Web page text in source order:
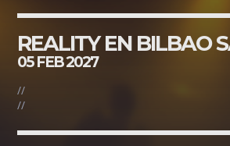
Facebook
05 FEB 2027
//
//